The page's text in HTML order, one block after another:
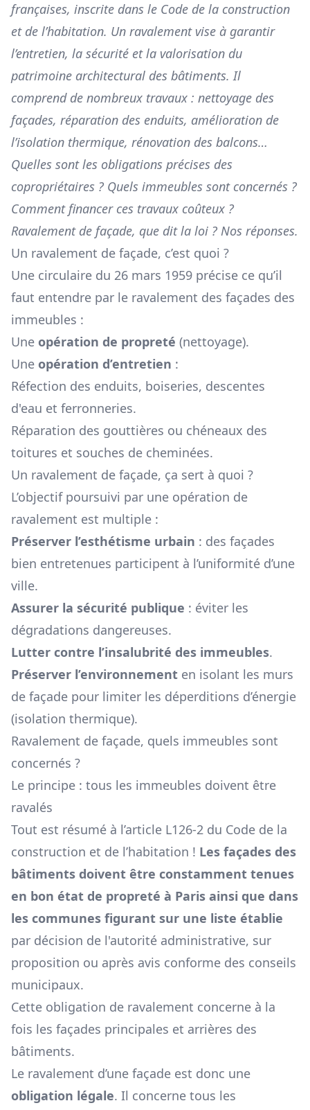
françaises, inscrite dans le Code de la construction
et de l’habitation. Un ravalement vise à garantir
l’entretien, la sécurité et la valorisation du
patrimoine architectural des bâtiments. Il
comprend de nombreux travaux : nettoyage des
façades, réparation des enduits, amélioration de
l’isolation thermique, rénovation des balcons…
Quelles sont les obligations précises des
copropriétaires ? Quels immeubles sont concernés ?
Comment financer ces travaux coûteux ?
Ravalement de façade, que dit la loi ? Nos réponses.
Un ravalement de façade, c’est quoi ?
Une circulaire du 26 mars 1959 précise ce qu’il
faut entendre par le ravalement des façades des
immeubles :
Une opération de propreté (nettoyage).
Une opération d’entretien :
Réfection des enduits, boiseries, descentes
d'eau et ferronneries.
Réparation des gouttières ou chéneaux des
toitures et souches de cheminées.
Un ravalement de façade, ça sert à quoi ?
L’objectif poursuivi par une opération de
ravalement est multiple :
Préserver l’esthétisme urbain : des façades
bien entretenues participent à l’uniformité d’une
ville.
Assurer la sécurité publique : éviter les
dégradations dangereuses.
Lutter contre l’insalubrité des immeubles.
Préserver l’environnement en isolant les murs
de façade pour limiter les déperditions d’énergie
(isolation thermique).
Ravalement de façade, quels immeubles sont
concernés ?
Le principe : tous les immeubles doivent être
ravalés
Tout est résumé à l’article L126-2 du Code de la
construction et de l’habitation ! Les façades des
bâtiments doivent être constamment tenues
en bon état de propreté à Paris ainsi que dans
les communes figurant sur une liste établie
par décision de l'autorité administrative, sur
proposition ou après avis conforme des conseils
municipaux.
Cette obligation de ravalement concerne à la
fois les façades principales et arrières des
bâtiments.
Le ravalement d’une façade est donc une
obligation légale. Il concerne tous les